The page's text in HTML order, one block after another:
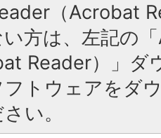
（Acrobat
方は、左記の
Reader）」ダ
フトウェアをダ
い。